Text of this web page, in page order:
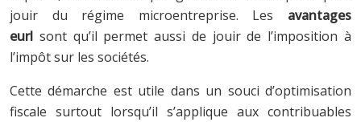
jouir du régime microentreprise. Les avantages
eurl sont qu’il permet aussi de jouir de l’imposition à
l’impôt sur les sociétés.
Cette démarche est utile dans un souci d’optimisation
fiscale surtout lorsqu’il s’applique aux contribuables